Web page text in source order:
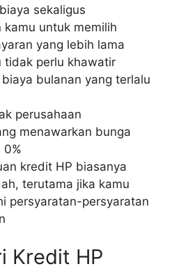
sekaligus
kamu untuk memilih
yang lebih lama
tidak perlu khawatir
bulanan yang terlalu
perusahaan
menawarkan bunga
0%
kredit HP biasanya
terutama jika kamu
persyaratan-persyaratan
Kredit HP